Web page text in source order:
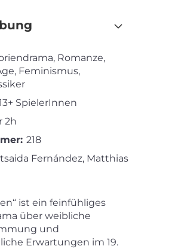
Romanze,
Feminismus,
SpielerInnen
2h
218
Fernández, Matthias
ist ein feinfühliges
über weibliche
und
Erwartungen im 19.